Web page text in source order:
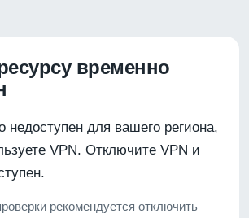
временно
недоступен для вашего региона,
VPN. Отключите VPN и
рекомендуется отключить